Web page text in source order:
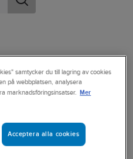
Skor
Sulor och tillbehör
Inläggssula Sievi
99523 Pressure
samtycker du till lagring av cookies
på webbplatsen, analysera
marknadsföringsinsatser. Mer
Acceptera alla cookies